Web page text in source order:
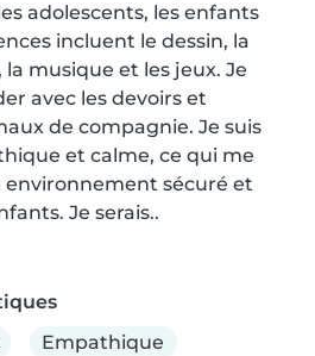
adolescents, les enfants
incluent le dessin, la
musique et les jeux. Je
avec les devoirs et
de compagnie. Je suis
et calme, ce qui me
sécuré et
Je serais..
Empathique